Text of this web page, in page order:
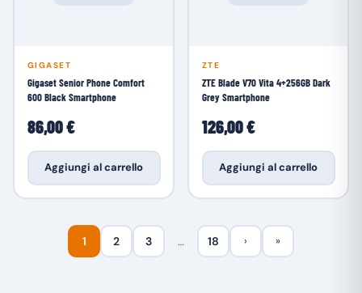
GIGASET
Gigaset Senior Phone Comfort
600 Black Smartphone
86,00 €
Aggiungi al carrello
ZTE
ZTE Blade V70 Vita 4+256GB Dark
Grey Smartphone
126,00 €
Aggiungi al carrello
1 2 3 … 18 › »